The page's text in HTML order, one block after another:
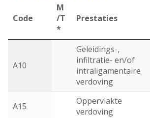
Code
M
/T
*
Prestaties
A10
Geleidings-,
infiltratie- en/of
intraligamentaire
verdoving
A15
Oppervlakte
verdoving